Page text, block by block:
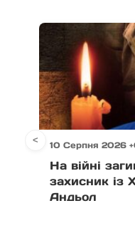
10 Серпня 2026
На війні
захисник із
Андьол
<